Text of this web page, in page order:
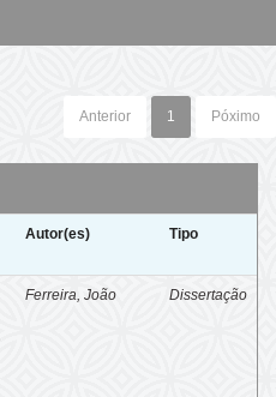
Anterior 1 Póximo
Autor(es) Tipo
Ferreira, João Dissertação